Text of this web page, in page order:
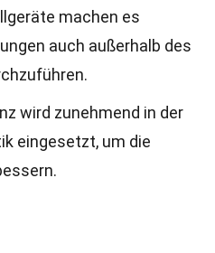
machen es
auch außerhalb des
wird zunehmend in der
eingesetzt, um die